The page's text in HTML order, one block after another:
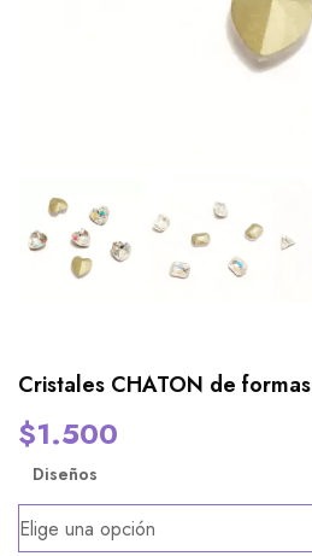
Cristales CHATON de formas
$1.500
Diseños